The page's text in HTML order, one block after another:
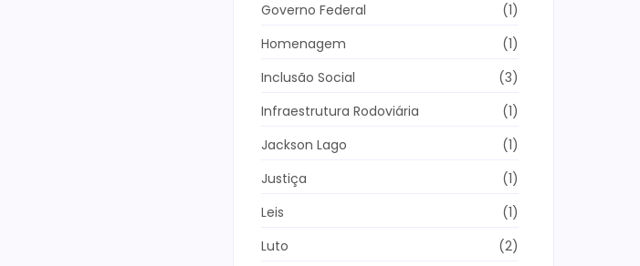
Governo Federal
(1)
Homenagem
(1)
Inclusão Social
(3)
Infraestrutura Rodoviária
(1)
Jackson Lago
(1)
Justiça
(1)
Leis
(1)
Luto
(2)